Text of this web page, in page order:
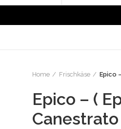
Home Frischkäse Epico
Epico – (